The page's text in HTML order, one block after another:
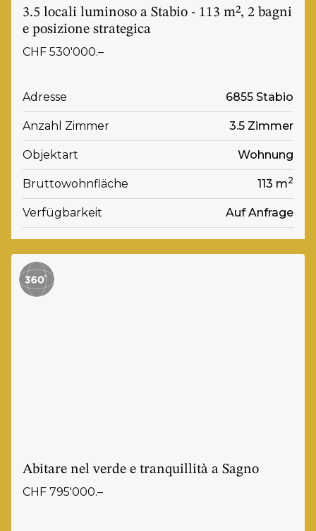
3.5 locali luminoso a Stabio - 113 m², 2 bagni
e posizione strategica
CHF 530'000.–
Adresse 6855 Stabio
Anzahl Zimmer 3.5 Zimmer
Objektart Wohnung
Bruttowohnfläche 113 m2
Verfügbarkeit Auf Anfrage
Abitare nel verde e tranquillità a Sagno
CHF 795'000.–